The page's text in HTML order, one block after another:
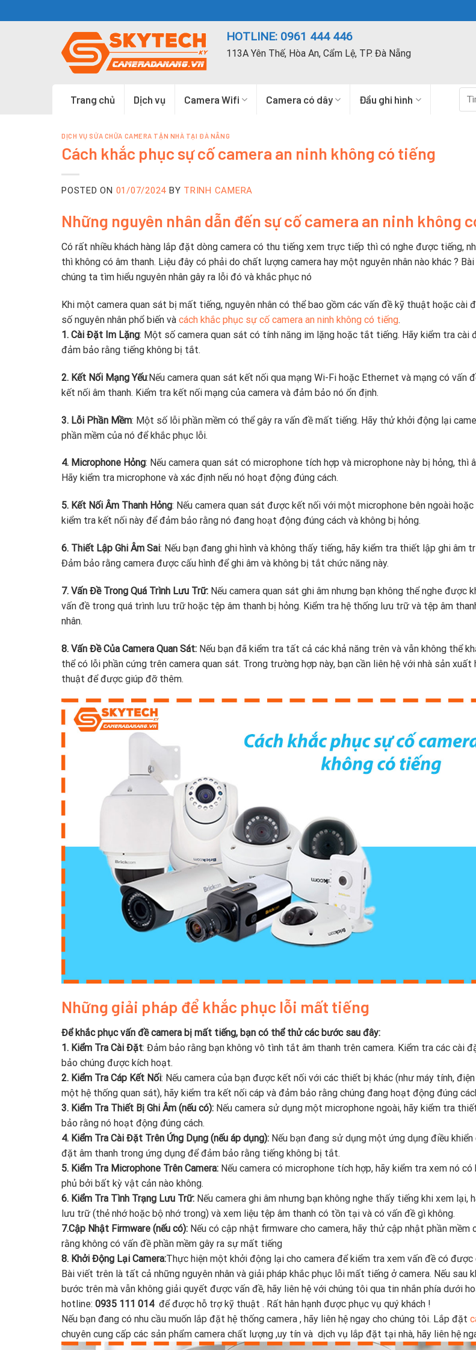
to
HOTLINE: 0961 444 446
113A Yên Thế, Hòa An, Cẩm Lệ, TP. Đà Nẵng
Trang chủ Dịch vụ Camera Wifi Camera có dây Đầu ghi hình
kiếm:
DỊCH VỤ SỬA CHỮA CAMERA TẬN NHÀ TẠI ĐÀ NẴNG
Cách khắc phục sự cố camera an ninh không có tiếng
POSTED ON 01/07/2024 BY TRINH CAMERA
Những nguyên nhân dẫn đến sự cố camera an ninh không
Có rất nhiều khách hàng lắp đặt dòng camera có thu tiếng xem trực tiếp thì có nghe được tiếng,
thì không có âm thanh. Liệu đây có phải do chất lượng camera hay một nguyên nhân nào khác ?
chúng ta tìm hiểu nguyên nhân gây ra lỗi đó và khắc phục nó
Khi một camera quan sát bị mất tiếng, nguyên nhân có thể bao gồm các vấn đề kỹ thuật hoặc cài
số nguyên nhân phổ biến và cách khắc phục sự cố camera an ninh không có tiếng.
1. Cài Đặt Im Lặng: Một số camera quan sát có tính năng im lặng hoặc tắt tiếng. Hãy kiểm tra cài
đảm bảo rằng tiếng không bị tắt.
2. Kết Nối Mạng Yếu:Nếu camera quan sát kết nối qua mạng Wi-Fi hoặc Ethernet và mạng có vấn
kết nối âm thanh. Kiểm tra kết nối mạng của camera và đảm bảo nó ổn định.
3. Lỗi Phần Mềm: Một số lỗi phần mềm có thể gây ra vấn đề mất tiếng. Hãy thử khởi động lại
phần mềm của nó để khắc phục lỗi.
4. Microphone Hỏng: Nếu camera quan sát có microphone tích hợp và microphone này bị hỏng, thì
Hãy kiểm tra microphone và xác định nếu nó hoạt động đúng cách.
5. Kết Nối Âm Thanh Hỏng: Nếu camera quan sát được kết nối với một microphone bên ngoài
kiểm tra kết nối này để đảm bảo rằng nó đang hoạt động đúng cách và không bị hỏng.
6. Thiết Lập Ghi Âm Sai: Nếu bạn đang ghi hình và không thấy tiếng, hãy kiểm tra thiết lập ghi âm
Đảm bảo rằng camera được cấu hình để ghi âm và không bị tắt chức năng này.
7. Vấn Đề Trong Quá Trình Lưu Trữ: Nếu camera quan sát ghi âm nhưng bạn không thể nghe được
vấn đề trong quá trình lưu trữ hoặc tệp âm thanh bị hỏng. Kiểm tra hệ thống lưu trữ và tệp âm
nhân.
8. Vấn Đề Của Camera Quan Sát: Nếu bạn đã kiểm tra tất cả các khả năng trên và vẫn không thể
thể có lỗi phần cứng trên camera quan sát. Trong trường hợp này, bạn cần liên hệ với nhà sản
thuật để được giúp đỡ thêm.
Những giải pháp để khắc phục lỗi mất tiếng
Để khắc phục vấn đề camera bị mất tiếng, bạn có thể thử các bước sau đây:
1. Kiểm Tra Cài Đặt: Đảm bảo rằng bạn không vô tình tắt âm thanh trên camera. Kiểm tra các cài
bảo chúng được kích hoạt.
2. Kiểm Tra Cáp Kết Nối: Nếu camera của bạn được kết nối với các thiết bị khác (như máy tính,
một hệ thống quan sát), hãy kiểm tra kết nối cáp và đảm bảo rằng chúng đang hoạt động đúng
3. Kiểm Tra Thiết Bị Ghi Âm (nếu có): Nếu camera sử dụng một microphone ngoài, hãy kiểm tra
bảo rằng nó hoạt động đúng cách.
4. Kiểm Tra Cài Đặt Trên Ứng Dụng (nếu áp dụng): Nếu bạn đang sử dụng một ứng dụng điều
đặt âm thanh trong ứng dụng để đảm bảo rằng tiếng không bị tắt.
5. Kiểm Tra Microphone Trên Camera: Nếu camera có microphone tích hợp, hãy kiểm tra xem nó
phủ bởi bất kỳ vật cản nào không.
6. Kiểm Tra Tình Trạng Lưu Trữ: Nếu camera ghi âm nhưng bạn không nghe thấy tiếng khi xem lại,
lưu trữ (thẻ nhớ hoặc bộ nhớ trong) và xem liệu tệp âm thanh có tồn tại và có vấn đề gì không.
7.Cập Nhật Firmware (nếu có): Nếu có cập nhật firmware cho camera, hãy thử cập nhật phần mềm
rằng không có vấn đề phần mềm gây ra sự mất tiếng
8. Khởi Động Lại Camera:Thực hiện một khởi động lại cho camera để kiểm tra xem vấn đề có được
Bài viết trên là tất cả những nguyên nhân và giải pháp khắc phục lỗi mất tiếng ở camera. Nếu sau
bước trên mà vẫn không giải quyết được vấn đề, hãy liên hệ với chúng tôi qua tin nhắn phía dưới
hotline: 0935 111 014để được hỗ trợ kỹ thuật . Rất hân hạnh được phục vụ quý khách !
Nếu bạn đang có nhu cầu muốn lắp đặt hệ thống camera , hãy liên hệ ngay cho chúng tôi. Lắp đặt
chuyên cung cấp các sản phẩm camera chất lượng ,uy tín và dịch vụ lắp đặt tại nhà, hãy liên hệ